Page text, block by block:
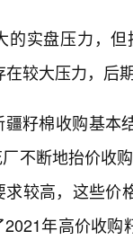
的实盘压力，
较大压力，后
籽棉收购基
不断地抬价收
较高，这些
年高价收